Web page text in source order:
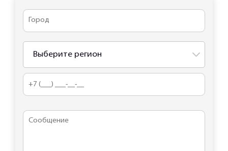
Выберите регион